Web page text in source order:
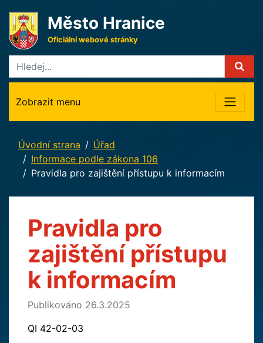
Město Hranice
Oficiální webové stránky
Zobrazit menu
Úvodní strana
Úřad
Informace podle zákona 106
Pravidla pro zajištění přístupu k informacím
Pravidla pro
zajištění přístupu
k informacím
Publikováno 26.3.2025
QI 42-02-03